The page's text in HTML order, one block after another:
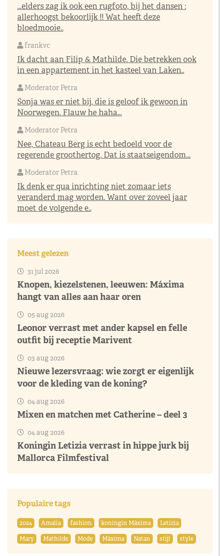
...elders zag ik ook een rugfoto, bij het dansen :
allerhoogst bekoorlijk !! Wat heeft deze
bloedmooie..
frankvc
Ik dacht aan Filip & Mathilde. Die betrekken ook
in een appartement in het kasteel van Laken..
Moderator Petra
Sonja was er niet bij, die is geloof ik gewoon in
Noorwegen. Flauw he haha...
Moderator Petra
Nee, Chateau Berg is echt bedoeld voor de
regerende groothertog. Dat is staatseigendom...
Moderator Petra
Ik denk er qua inrichting niet zomaar iets
veranderd mag worden. Want over zoveel jaar
moet de volgende e..
Meest gelezen
31 jul 2026
Knopen, kiezelstenen, leeuwen: Máxima
hangt van alles aan haar oren
05 aug 2026
Leonor verrast met ander kapsel en felle
outfit bij receptie Marivent
03 aug 2026
Nieuwe lezersvraag: wie zorgt er eigenlijk
voor de kleding van de koning?
04 aug 2026
Mixen en matchen met Catherine – deel 3
04 aug 2026
Koningin Letizia verrast in hippe jurk bij
Mallorca Filmfestival
Populaire tags
2024 Amalia fashion koningin Máxima
Letizia
Mary
Mathilde Mode Máxima Natan stijl style